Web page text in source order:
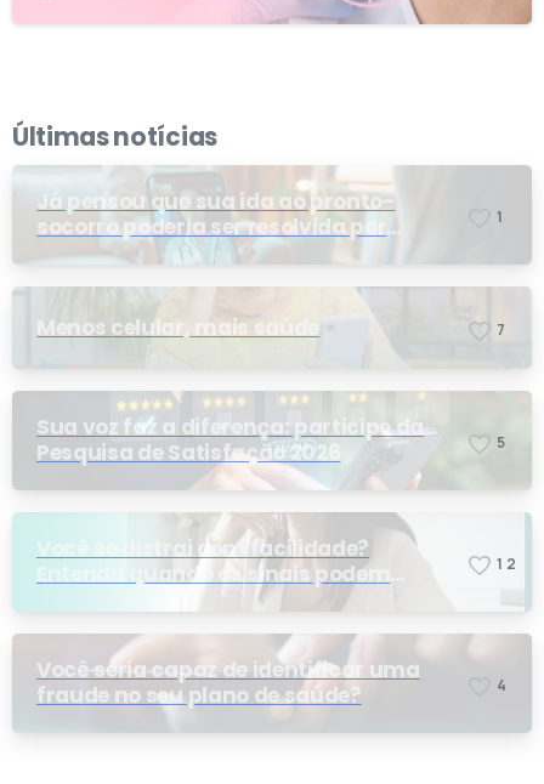
Últimas notícias
Já pensou que sua ida ao pronto-
socorro poderia ser resolvida por
telemedicina?
1
Menos celular, mais saúde 7
Sua voz faz a diferença: participe da
Pesquisa de Satisfação 2026
5
Você se distrai com facilidade?
Entenda quando os sinais podem
1 2
Você seria capaz de identificar uma
fraude no seu plano de saúde?
4